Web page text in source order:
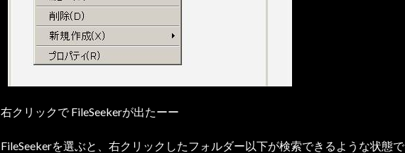
右クリックで FileSeekerが出たーー
FileSeekerを選ぶと、右クリックしたフォルダー以下が検索できるような状態で